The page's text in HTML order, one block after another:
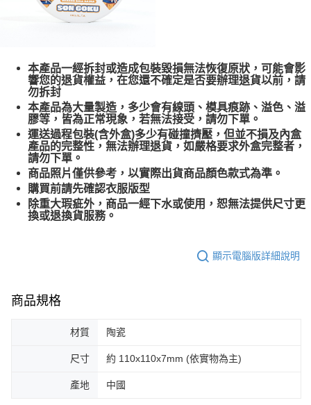
本產品一經拆封或造成包裝毀損無法恢復原狀，可能會影
響您的退貨權益，在您還不確定是否要辦理退貨以前，請
勿拆封
本產品為大量製造，多少會有線頭、模具痕跡、溢色、溢
膠等，皆為正常現象，若無法接受，請勿下單。
運送過程包裝(含外盒)多少有碰撞擠壓，但並不損及內盒
產品的完整性，無法辦理退貨，如嚴格要求外盒完整者，
請勿下單。
商品照片僅供參考，以實際出貨商品顏色款式為準。
購買前請先確認衣服版型
除重大瑕疵外，商品一經下水或使用，恕無法提供尺寸更
換或退換貨服務。
顯示電腦版詳細說明
商品規格
材質 陶瓷
尺寸 約 110x110x7mm (依實物為主)
產地 中國